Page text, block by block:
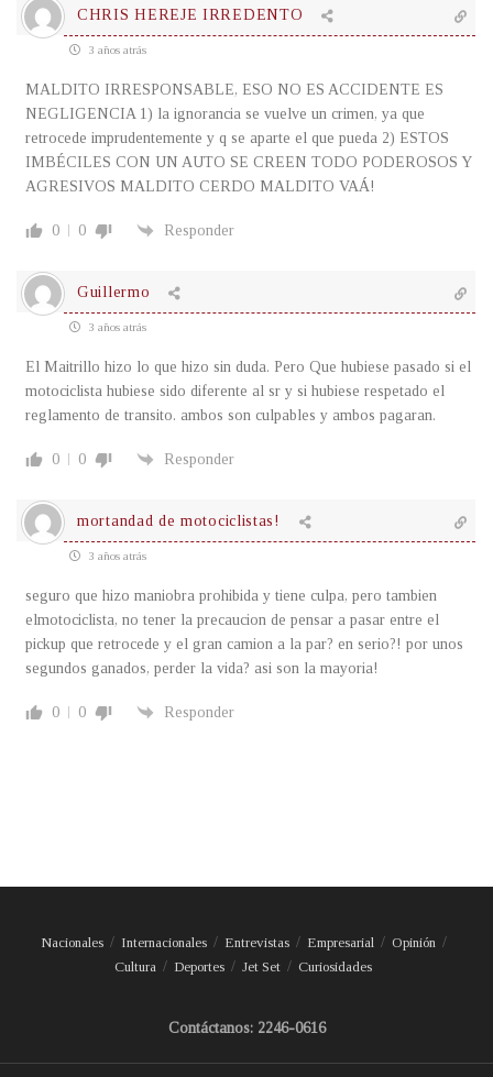
CHRIS HEREJE IRREDENTO
3 años atrás
MALDITO IRRESPONSABLE, ESO NO ES ACCIDENTE ES
NEGLIGENCIA 1) la ignorancia se vuelve un crimen, ya que
retrocede imprudentemente y q se aparte el que pueda 2) ESTOS
IMBÉCILES CON UN AUTO SE CREEN TODO PODEROSOS Y
AGRESIVOS MALDITO CERDO MALDITO VAÁ!
0 0 Responder
Guillermo
3 años atrás
El Maitrillo hizo lo que hizo sin duda. Pero Que hubiese pasado si el
motociclista hubiese sido diferente al sr y si hubiese respetado el
reglamento de transito. ambos son culpables y ambos pagaran.
0 0 Responder
mortandad de motociclistas!
3 años atrás
seguro que hizo maniobra prohibida y tiene culpa, pero tambien
elmotociclista, no tener la precaucion de pensar a pasar entre el
pickup que retrocede y el gran camion a la par? en serio?! por unos
segundos ganados, perder la vida? asi son la mayoria!
0 0 Responder
Nacionales Internacionales Entrevistas Empresarial
Opinión
Cultura
Deportes Jet Set Curiosidades
Contáctanos: 2246-0616